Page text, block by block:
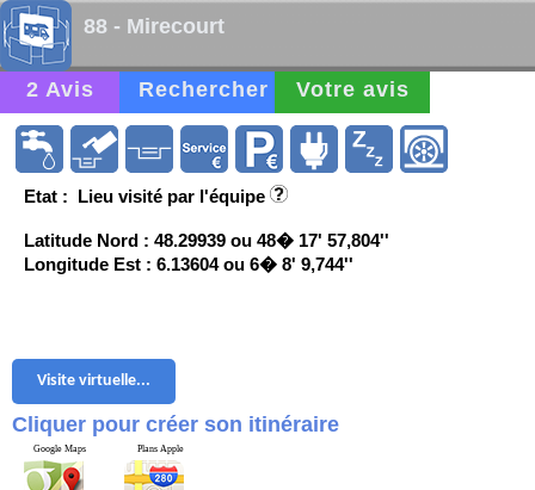
88 - Mirecourt
2 Avis Rechercher Votre avis
Etat : Lieu visité par l'équipe
Latitude Nord : 48.29939 ou 48� 17' 57,804''
Longitude Est : 6.13604 ou 6� 8' 9,744''
Visite virtuelle...
Cliquer pour créer son itinéraire
Google Maps Plans Apple